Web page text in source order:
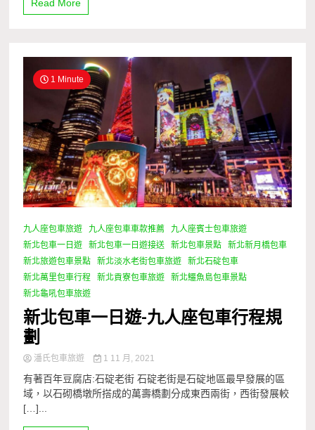
Read More
1 Minute
九人座包車旅遊 九人座包車車款推薦
九人座賓士包車旅遊
新北包車一日遊
新北包車一日遊接送 新北包車景點
新北新月橋包車
新北旅遊包車景點
新北淡水老街包車旅遊
新北石碇包車
新北萬里包車行程
新北貢寮包車旅遊
新北鱷魚島包車景點
新北龜吼包車旅遊
新北包車一日遊-九人座包車行程規
劃
潘氏包車旅遊 1 11 月, 2021
有著百年豆腐店:石碇老街 石碇老街是石碇地區最早發展的區
域，以石砌橋墩所搭成的萬壽橋劃分成東西兩街，西街發展較
[…]...